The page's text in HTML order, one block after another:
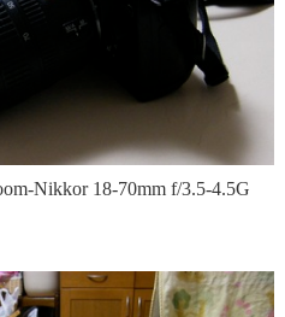
Nikkor 18-70mm f/3.5-4.5G